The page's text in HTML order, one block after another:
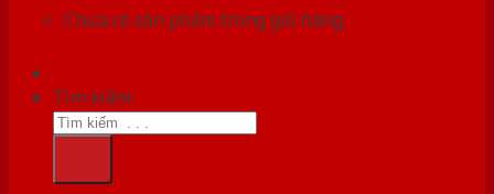
Chưa có sản phẩm trong giỏ hàng.
Tìm kiếm: